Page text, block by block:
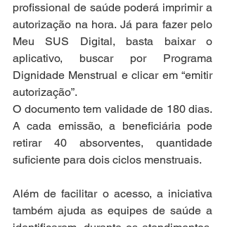
profissional de saúde poderá imprimir a
autorização na hora. Já para fazer pelo
Meu SUS Digital, basta baixar o
aplicativo, buscar por Programa
Dignidade Menstrual e clicar em “emitir
autorização”.
O documento tem validade de 180 dias.
A cada emissão, a beneficiária pode
retirar 40 absorventes, quantidade
suficiente para dois ciclos menstruais.
Além de facilitar o acesso, a iniciativa
também ajuda as equipes de saúde a